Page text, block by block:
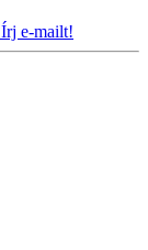
Írj e-mailt!